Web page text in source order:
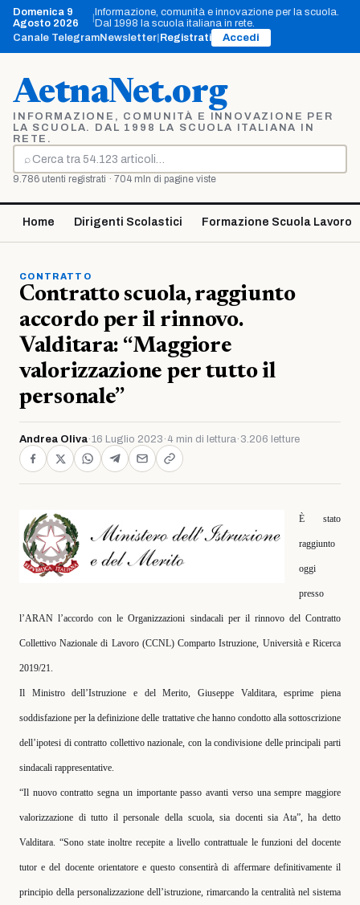
Vai
contenuto
Domenica 9
Agosto 2026
|Informazione, comunità e innovazione per la scuola.
Dal 1998 la scuola italiana in rete.
Canale TelegramNewsletter Registrati Accedi
AetnaNet.org
INFORMAZIONE, COMUNITÀ E INNOVAZIONE PER
LA SCUOLA. DAL 1998 LA SCUOLA ITALIANA IN
RETE.
⌕
Cerca
9.786 utenti registrati · 704 mln di pagine viste
Home Dirigenti Scolastici Formazione Scuola Lavoro
CONTRATTO
Contratto scuola, raggiunto
accordo per il rinnovo.
Valditara: “Maggiore
valorizzazione per tutto il
personale”
Andrea Oliva·16 Luglio 2023 · 4 min di lettura· 3.206 letture
È stato
raggiunto
oggi
presso
l’ARAN l’accordo con le Organizzazioni sindacali per il rinnovo del Contratto
Collettivo Nazionale di Lavoro (CCNL) Comparto Istruzione, Università e Ricerca
2019/21.
Il Ministro dell’Istruzione e del Merito, Giuseppe Valditara, esprime piena
soddisfazione per la definizione delle trattative che hanno condotto alla sottoscrizione
dell’ipotesi di contratto collettivo nazionale, con la condivisione delle principali parti
sindacali rappresentative.
“Il nuovo contratto segna un importante passo avanti verso una sempre maggiore
valorizzazione di tutto il personale della scuola, sia docenti sia Ata”, ha detto
Valditara. “Sono state inoltre recepite a livello contrattuale le funzioni del docente
tutor e del docente orientatore e questo consentirà di affermare definitivamente il
principio della personalizzazione dell’istruzione, rimarcando la centralità nel sistema